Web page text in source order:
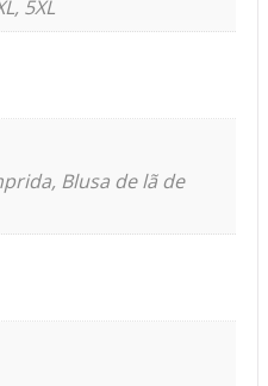
5XL
Blusa de lã de